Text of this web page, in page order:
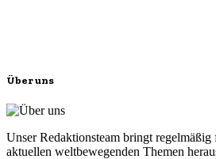
Über uns
Unser Redaktionsteam bringt
aktuellen weltbewegenden Themen